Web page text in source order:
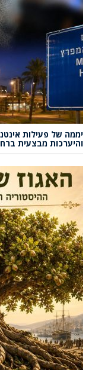
יממה של פעילות
והיערכות מבצעית